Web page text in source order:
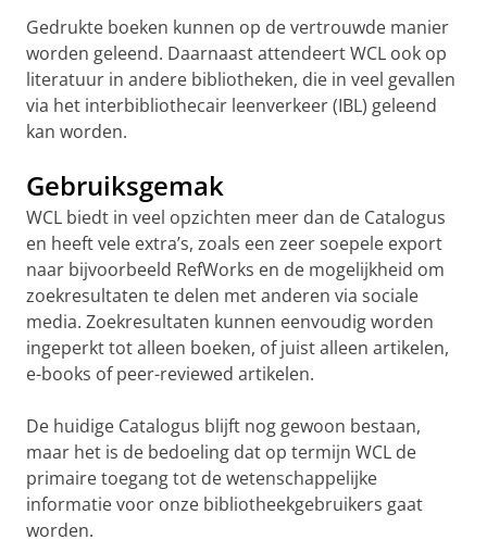
Gedrukte boeken kunnen op de vertrouwde manier
worden geleend. Daarnaast attendeert WCL ook op
literatuur in andere bibliotheken, die in veel gevallen
via het interbibliothecair leenverkeer (IBL) geleend
kan worden.
Gebruiksgemak
WCL biedt in veel opzichten meer dan de Catalogus
en heeft vele extra’s, zoals een zeer soepele export
naar bijvoorbeeld RefWorks en de mogelijkheid om
zoekresultaten te delen met anderen via sociale
media. Zoekresultaten kunnen eenvoudig worden
ingeperkt tot alleen boeken, of juist alleen artikelen,
e-books of peer-reviewed artikelen.
De huidige Catalogus blijft nog gewoon bestaan,
maar het is de bedoeling dat op termijn WCL de
primaire toegang tot de wetenschappelijke
informatie voor onze bibliotheekgebruikers gaat
worden.